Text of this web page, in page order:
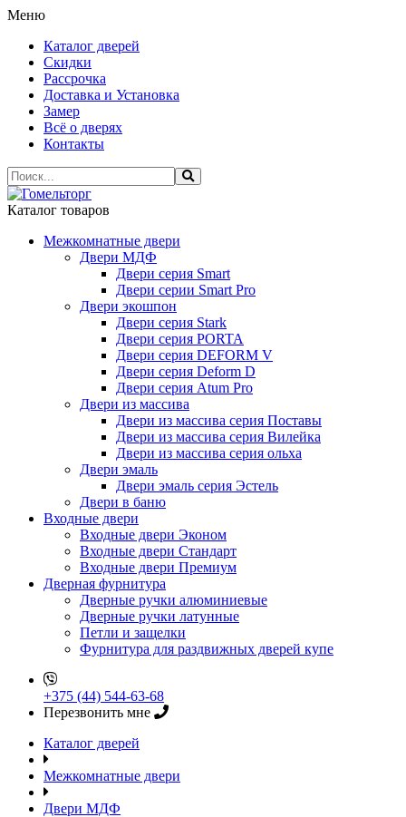
Меню
Каталог дверей
Скидки
Рассрочка
Доставка и Установка
Замер
Всё о дверях
Контакты
Каталог товаров
Межкомнатные двери
Двери МДФ
Двери серия Smart
Двери серии Smart Pro
Двери экошпон
Двери серия Stark
Двери серия PORTA
Двери серия DEFORM V
Двери серия Deform D
Двери серия Atum Pro
Двери из массива
Двери из массива серия Поставы
Двери из массива серия Вилейка
Двери из массива серия ольха
Двери эмаль
Двери эмаль серия Эстель
Двери в баню
Входные двери
Входные двери Эконом
Входные двери Стандарт
Входные двери Премиум
Дверная фурнитура
Дверные ручки алюминиевые
Дверные ручки латунные
Петли и защелки
Фурнитура для раздвижных дверей купе
+375 (44) 544-63-68
Перезвонить мне
Каталог дверей
Межкомнатные двери
Двери МДФ